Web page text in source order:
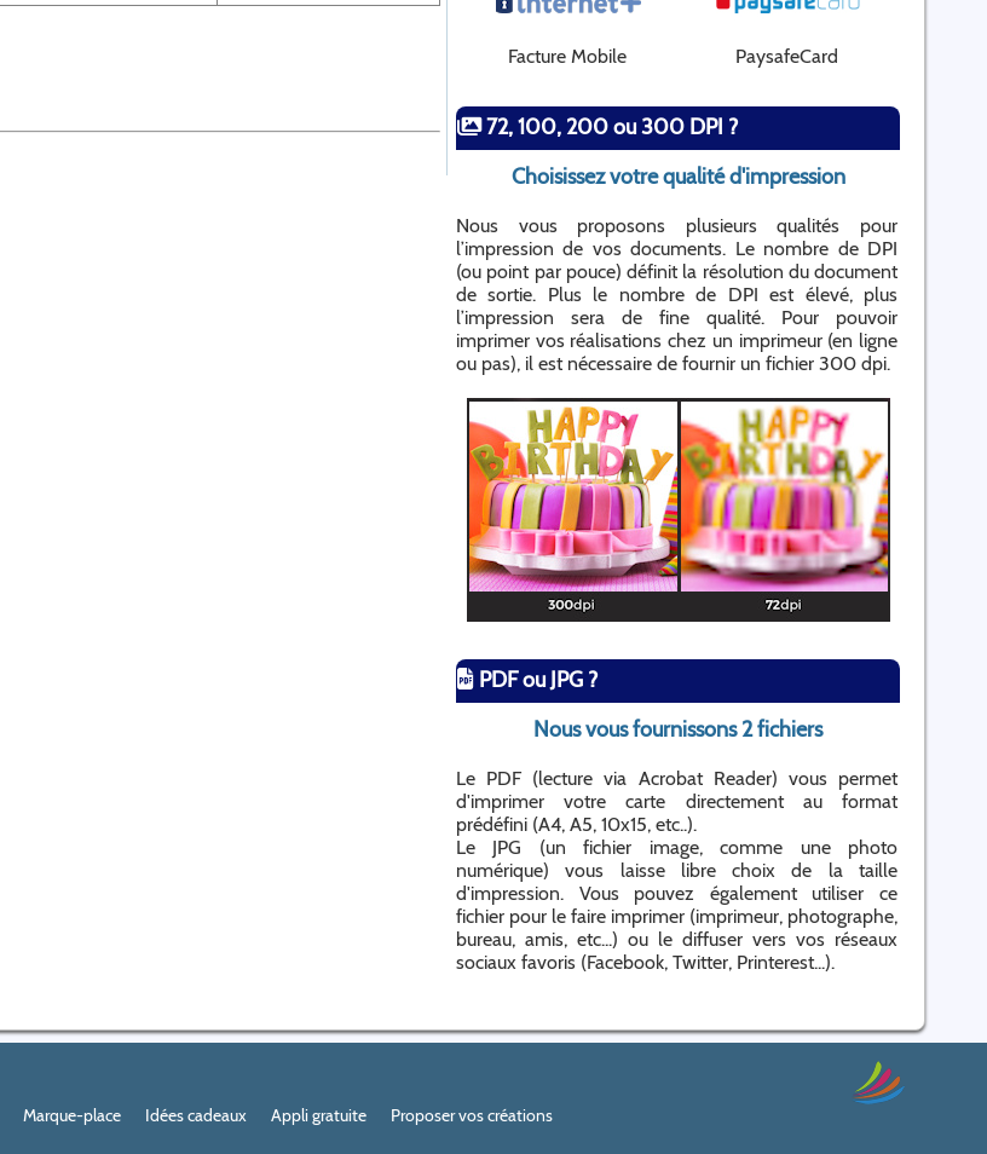
Facture Mobile PaysafeCard
72, 100, 200 ou 300 DPI ?
Choisissez votre qualité d'impression
Nous vous proposons plusieurs qualités pour
l’impression de vos documents. Le nombre de DPI
(ou point par pouce) définit la résolution du document
de sortie. Plus le nombre de DPI est élevé, plus
l’impression sera de fine qualité. Pour pouvoir
imprimer vos réalisations chez un imprimeur (en ligne
ou pas), il est nécessaire de fournir un fichier 300 dpi.
PDF ou JPG ?
Nous vous fournissons 2 fichiers
Le PDF (lecture via Acrobat Reader) vous permet
d'imprimer votre carte directement au format
prédéfini (A4, A5, 10x15, etc..).
Le JPG (un fichier image, comme une photo
numérique) vous laisse libre choix de la taille
d'impression. Vous pouvez également utiliser ce
fichier pour le faire imprimer (imprimeur, photographe,
bureau, amis, etc...) ou le diffuser vers vos réseaux
sociaux favoris (Facebook, Twitter, Printerest...).
Marque-place Idées cadeaux Appli gratuite Proposer vos créations